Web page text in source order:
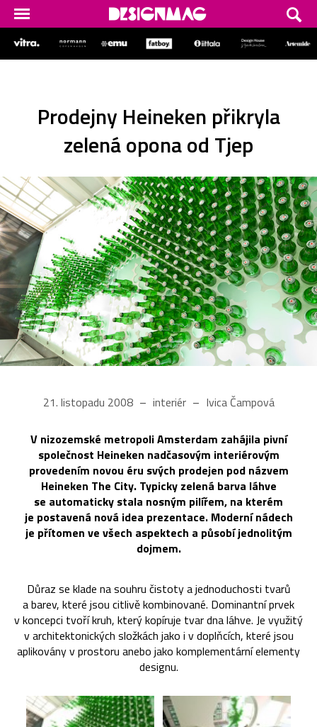
Prodejny Heineken přikryla
zelená opona od Tjep
21. listopadu 2008 interiér Ivica Čampová
V nizozemské metropoli Amsterdam zahájila pivní
společnost Heineken nadčasovým interiérovým
provedením novou éru svých prodejen pod názvem
Heineken The City. Typicky zelená barva láhve
se automaticky stala nosným pilířem, na kterém
je postavená nová idea prezentace. Moderní nádech
je přítomen ve všech aspektech a působí jednolitým
dojmem.
Důraz se klade na souhru čistoty a jednoduchosti tvarů
a barev, které jsou citlivě kombinované. Dominantní prvek
v koncepci tvoří kruh, který kopíruje tvar dna láhve. Je využitý
v architektonických složkách jako i v doplňcích, které jsou
aplikovány v prostoru anebo jako komplementární elementy
designu.